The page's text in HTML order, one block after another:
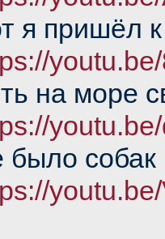
я пришёл
на море
было собак